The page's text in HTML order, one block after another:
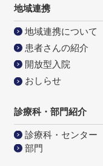
地域連携
地域連携について
患者さんの紹介
開放型入院
おしらせ
診療科・部門紹介
診療科・センター
部門